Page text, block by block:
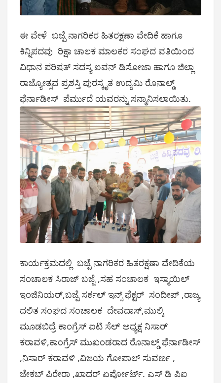
ಈ ವೇಳೆ ಬಜ್ಪೆ ನಾಗರಿಕರ ಹಿತರಕ್ಷಣಾ ವೇದಿಕೆ ಹಾಗೂ
ಕಿನ್ನಿಪದವು ರಿಕ್ಷಾ ಚಾಲಕ ಮಾಲಕರ ಸಂಘದ ವತಿಯಿಂದ
ವಿಧಾನ ಪರಿಷತ್ ಸದಸ್ಯ ಐವನ್ ಡಿಸೋಜಾ ಹಾಗೂ ಜಿಲ್ಲಾ
ರಾಜ್ಯೋತ್ಸವ ಪ್ರಶಸ್ತಿ ಪುರಸ್ಕೃತ ಉದ್ಯಮಿ ರೊನಾಲ್ಡ್
ಫೆರ್ನಾಡೀಸ್ ಪೆರ್ಮುದೆ ಯವರನ್ನು ಸನ್ಮಾನಿಸಲಾಯಿತು.
ಕಾರ್ಯಕ್ರಮದಲ್ಲಿ ಬಜ್ಪೆ ನಾಗರಿಕರ ಹಿತರಕ್ಷಣಾ ವೇದಿಕೆಯ
ಸಂಚಾಲಕ ಸಿರಾಜ್ ಬಜ್ಪೆ ,ಸಹ ಸಂಚಾಲಕ ಇಸ್ಮಾಯಿಲ್
ಇಂಜಿನಿಯರ್,ಬಜ್ಪೆ ಸರ್ಕಲ್ ಇನ್ಸ್ ಫೆಕ್ಟರ್ ಸಂದೀಪ್ ,ರಾಜ್ಯ
ದಲಿತ ಸಂಘದ ಸಂಚಾಲಕ ದೇವದಾಸ್,ಮುಲ್ಕಿ
ಮೂಡಬಿದ್ರೆ ಕಾಂಗ್ರೆಸ್ ಐಟಿ ಸೆಲ್ ಅಧ್ಯಕ್ಷ ನಿಸಾರ್
ಕರಾವಳಿ,ಕಾಂಗ್ರೆಸ್ ಮುಖಂಡರಾದ ರೊನಾಲ್ಡ್ ಫೆರ್ನಾಡೀಸ್
,ನಿಸಾರ್ ಕರಾವಳಿ ,ವಿಜಯ ಗೋಪಾಲ್ ಸುವರ್ಣ ,
ಜೇಕಬ್ ಪಿರೇರಾ ,ಖಾದರ್ ಏರ್ಪೋರ್ಟ್. ಎಸ್ ಡಿ ಪಿಐ